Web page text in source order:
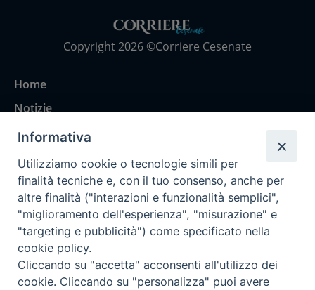
Copyright 2026 ©Corriere Cesenate
Home
Notizie
Rubriche
Chi siamo
Come abbonarsi
Contatti
Informativa
Utilizziamo cookie o tecnologie simili per
finalità tecniche e, con il tuo consenso, anche per
altre finalità ("interazioni e funzionalità semplici",
"miglioramento dell'esperienza", "misurazione" e
"targeting e pubblicità") come specificato nella
cookie policy.
Cliccando su "accetta" acconsenti all'utilizzo dei
cookie. Cliccando su "personalizza" puoi avere